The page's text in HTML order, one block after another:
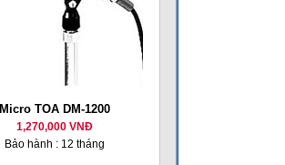
Micro TOA DM-1200
1,270,000 VNĐ
Bảo hành : 12 tháng